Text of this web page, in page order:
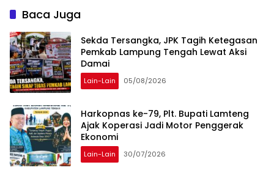
Diperiksa
Baca Juga
Sekda Tersangka, JPK Tagih Ketegasan
Pemkab Lampung Tengah Lewat Aksi
Damai
Lain-Lain 05/08/2026
Harkopnas ke-79, Plt. Bupati Lamteng
Ajak Koperasi Jadi Motor Penggerak
Ekonomi
Lain-Lain 30/07/2026